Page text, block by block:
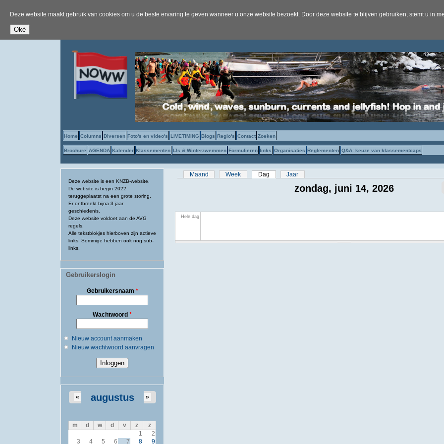
Deze website maakt gebruik van cookies om u de beste ervaring te geven wanneer u onze website bezoekt. Door deze website te blijven gebruiken, stemt u in
Home Columns Diversen Foto's en video's LIVETIMING Blogs Regio's Contact Zoeken
Brochure AGENDA Kalender Klassementen IJs & Winterzwemmen Formulieren links Organisaties Reglementen Q&A: keuze van klassementcaps
Deze website is een KNZB-website.
De website is begin 2022
teruggeplaatst na een grote storing.
Er ontbreekt bijna 3 jaar
geschiedenis.
Deze website voldoet aan de AVG
regels.
Alle tekstblokjes hierboven zijn actieve
links. Sommige hebben ook nog sub-
links.
Gebruikerslogin
Gebruikersnaam *
Wachtwoord *
Nieuw account aanmaken
Nieuw wachtwoord aanvragen
augustus
« »
m d w d v z
z
1
2
3
4 5 6 7 8
9
Primaire tabs
Maand Week Dag (actieve tabblad)
Jaar
zondag, juni 14, 2026
Hele dag